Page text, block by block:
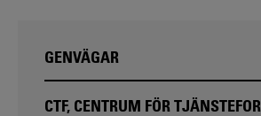
GENVÄGAR
CTF, CENTRUM FÖR